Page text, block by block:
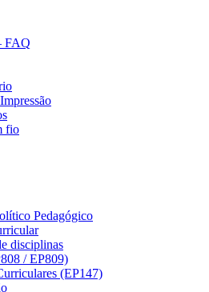
FAQ
fio
Pedagógico
disciplinas
/ EP809)
(EP147)